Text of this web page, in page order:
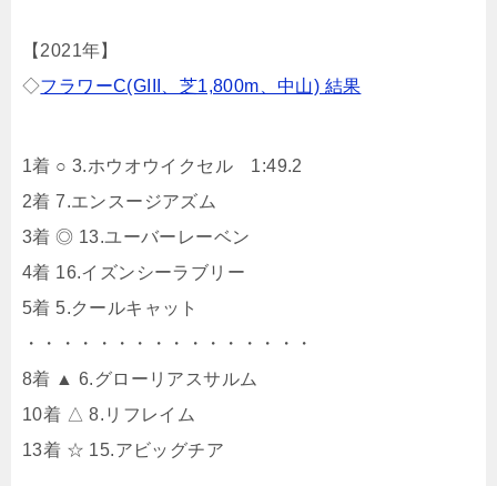
【2021年】
◇フラワーC(GIII、芝1,800m、中山) 結果
1着 ○ 3.ホウオウイクセル 1:49.2
2着 7.エンスージアズム
3着 ◎ 13.ユーバーレーベン
4着 16.イズンシーラブリー
5着 5.クールキャット
・・・・・・・・・・・・・・・・
8着 ▲ 6.グローリアスサルム
10着 △ 8.リフレイム
13着 ☆ 15.アビッグチア